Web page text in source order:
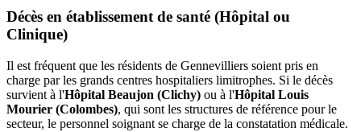
Décès en établissement de santé (Hôpital ou
Clinique)
Il est fréquent que les résidents de Gennevilliers soient pris en
charge par les grands centres hospitaliers limitrophes. Si le décès
survient à l'Hôpital Beaujon (Clichy) ou à l'Hôpital Louis
Mourier (Colombes), qui sont les structures de référence pour le
secteur, le personnel soignant se charge de la constatation médicale.